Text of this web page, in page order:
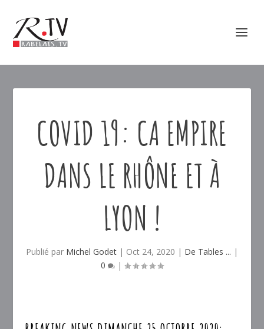
COVID 19: CA EMPIRE
DANS LE RHÔNE ET À
LYON !
Publié par Michel Godet | Oct 24, 2020 | De Tables ... |
0
|